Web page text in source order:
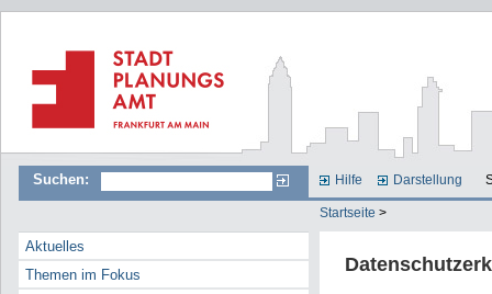
Suchen: Hilfe Darstellung
Startseite >
Aktuelles
Themen im Fokus